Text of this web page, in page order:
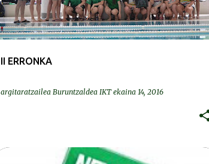
II ERRONKA
argitaratzailea Buruntzaldea IKT ekaina 14, 2016